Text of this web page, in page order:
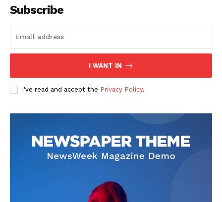
Subscribe
I WANT IN
I've read and accept the Privacy Policy.